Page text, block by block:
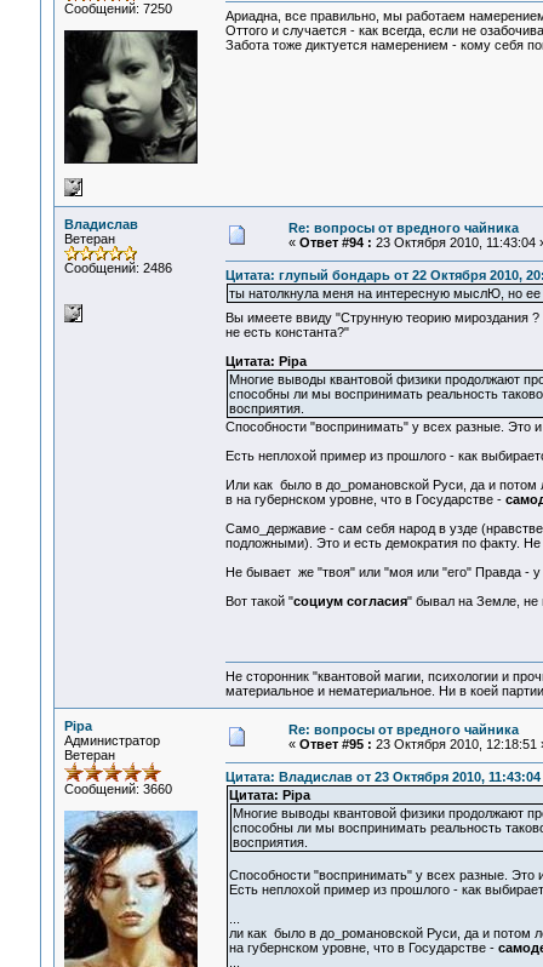
Сообщений: 7250
Ариадна, все правильно, мы работаем
Оттого и случается - как всегда, если не
Забота тоже диктуется намерением - кому себя
Владислав
Ветеран
Сообщений: 2486
Re: вопросы от вредного чайника
« Ответ #94 : 23 Октября 2010, 11:43:04
Цитата: глупый бондарь от 22 Октября 2010,
ты натолкнула меня на интересную мыслЮ, но ее
Вы имеете ввиду "Струнную теорию
не есть константа?"
Цитата: Pipa
Многие выводы квантовой физики продолжают
способны ли мы воспринимать реальность
восприятия.
Способности "воспринимать" у всех разные. Это
Есть неплохой пример из прошлого - как
Или как было в до_романовской Руси, да и
в на губернском уровне, что в Государстве -
Само_державие - сам себя народ в узде
подложными). Это и есть демократия по факту. Не
Не бывает же "твоя" или "моя или "его" Правда -
Вот такой "социум согласия" бывал на Земле, не
Не сторонник "квантовой магии, психологии и
материальное и нематериальное. Ни в коей
Pipa
Администратор
Ветеран
Сообщений: 3660
Re: вопросы от вредного чайника
« Ответ #95 : 23 Октября 2010, 12:18:51
Цитата: Владислав от 23 Октября 2010, 11:43:04
Цитата: Pipa
Многие выводы квантовой физики продолжают
способны ли мы воспринимать реальность
восприятия.
Способности "воспринимать" у всех разные. Это
Есть неплохой пример из прошлого - как
ли как было в до_романовской Руси, да и потом
на губернском уровне, что в Государстве -